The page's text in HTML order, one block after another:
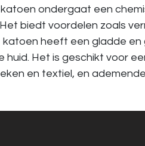
ondergaat een
biedt voordelen zoals
heeft een gladde en
Het is geschikt voor
en textiel, en